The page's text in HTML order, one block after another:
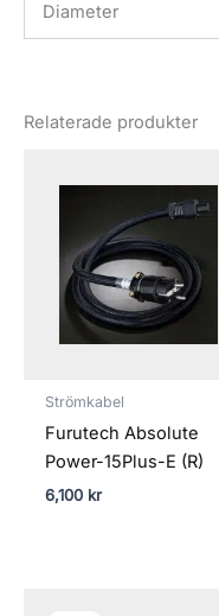
Diameter
Relaterade produkter
Strömkabel
Furutech Absolute
Power-15Plus-E (R)
6,100 kr